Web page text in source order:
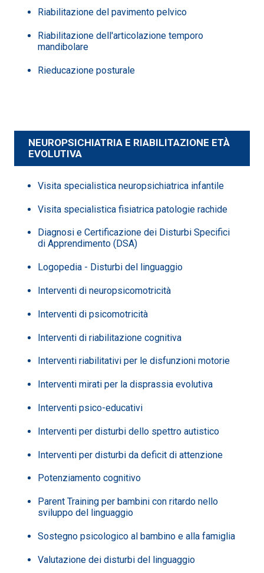
Riabilitazione del pavimento pelvico
Riabilitazione dell'articolazione temporo
mandibolare
Rieducazione posturale
NEUROPSICHIATRIA E RIABILITAZIONE ETÀ
EVOLUTIVA
Visita specialistica neuropsichiatrica infantile
Visita specialistica fisiatrica patologie rachide
Diagnosi e Certificazione dei Disturbi Specifici
di Apprendimento (DSA)
Logopedia - Disturbi del linguaggio
Interventi di neuropsicomotricità
Interventi di psicomotricità
Interventi di riabilitazione cognitiva
Interventi riabilitativi per le disfunzioni motorie
Interventi mirati per la disprassia evolutiva
Interventi psico-educativi
Interventi per disturbi dello spettro autistico
Interventi per disturbi da deficit di attenzione
Potenziamento cognitivo
Parent Training per bambini con ritardo nello
sviluppo del linguaggio
Sostegno psicologico al bambino e alla famiglia
Valutazione dei disturbi del linguaggio